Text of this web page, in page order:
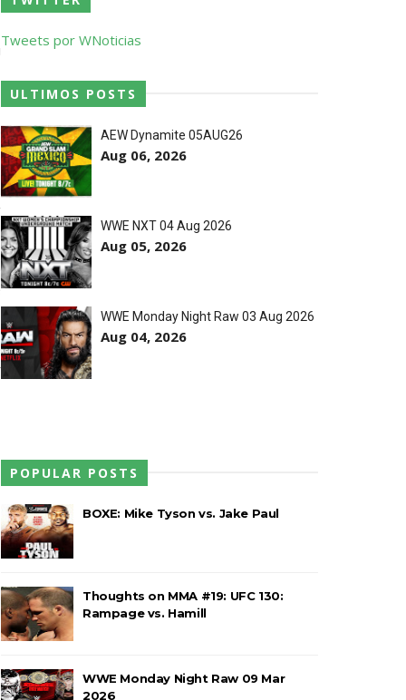
entre Adam Copeland e Young Bucks
tensos com Roman Reigns
e JD McDonagh
confusão fora do ringue
balneário da WWE
Tweets por WNoticias
ULTIMOS POSTS
AEW Dynamite 05AUG26
Aug 06, 2026
WWE NXT 04 Aug 2026
Aug 05, 2026
WWE Monday Night Raw 03 Aug 2026
Aug 04, 2026
POPULAR POSTS
BOXE: Mike Tyson vs. Jake Paul
Thoughts on MMA #19: UFC 130:
Rampage vs. Hamill
WWE Monday Night Raw 09 Mar
2026